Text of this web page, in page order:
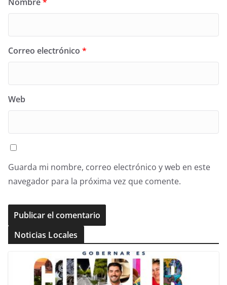
Correo electrónico *
Web
Guarda mi nombre, correo electrónico y web en este
navegador para la próxima vez que comente.
Noticias Locales